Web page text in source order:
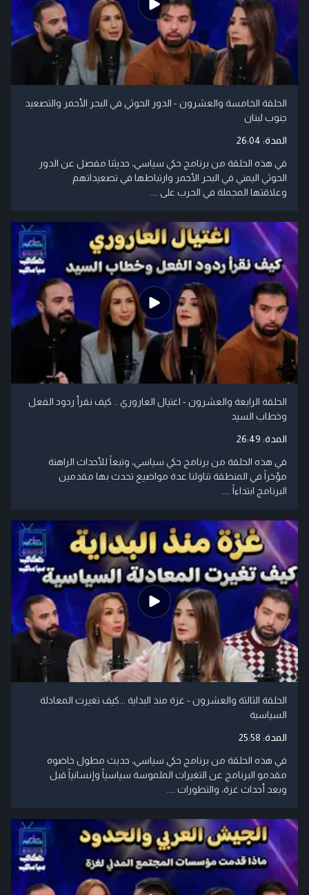
الحلقة الخامسة والعشرون - الدور الحوثي في البحر الأحمر والتصعيد
جنوب لبنان
المدة: 26:04
في هذه الحلقة من برنامج حكي سياسي، حديثنا مفصل عن الدور
الحوثي اليمني في البحر الأحمر وارتباطها في تصعيداتهم
وعلاقتها المجملة في الحرب على ....
الحلقة الرابعة والعشرون - اغتيال العاروري .. كيف نقرأ ردود الفعل
وخطاب السيد
المدة: 26:49
في هذه الحلقة من برنامج حكي سياسي، وتبعاً للأحداث الراهنة
مؤخراً في المنطقة تناولنا عدة مواضيع تحدث بها مقدمين
البرنامج ابتداءاً ....
الحلقة الثالثة والعشرون - غزة منذ البداية ...كيف تغيرت المعادلة
السياسية
المدة: 25:58
في هذه الحلقة من برنامج حكي سياسي، حديث مطول خاضوه
مقدمو البرنامج عن التغيرات الملموسة سياسياً وإنسانياً قبل
وبعد أحداث غزة، والتطورات ....